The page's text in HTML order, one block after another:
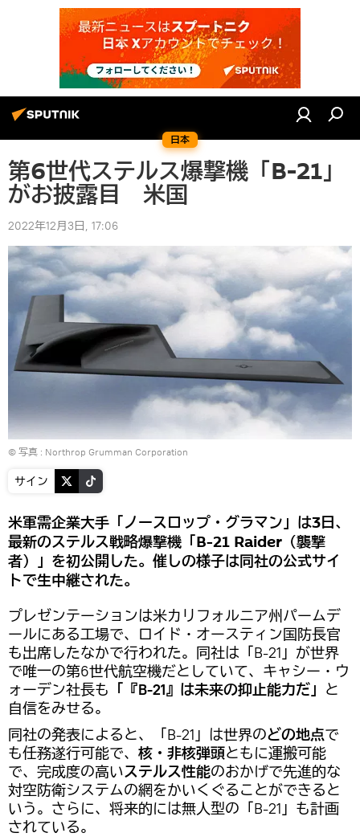
日本
第6世代ステルス爆撃機「B-21」
がお披露目 米国
2022年12月3日, 17:06
© 写真 : Northrop Grumman Corporation
サイン
米軍需企業大手「ノースロップ・グラマン」は3日、
最新のステルス戦略爆撃機「B-21 Raider（襲撃
者）」を初公開した。催しの様子は同社の公式サイ
トで生中継された。
プレゼンテーションは米カリフォルニア州パームデ
ールにある工場で、ロイド・オースティン国防長官
も出席したなかで行われた。同社は「B-21」が世界
で唯一の第6世代航空機だとしていて、キャシー・ウ
ォーデン社長も 「『B-21』は未来の抑止能力だ」 と
自信をみせる。
同社の発表によると、「B-21」は世界のどの地点で
も任務遂行可能で、 核・非核弾頭ともに運搬可能
で、完成度の高いステルス性能のおかげで先進的な
対空防衛システムの網をかいくぐることができると
いう。さらに、将来的には無人型の「B-21」も計画
されている。